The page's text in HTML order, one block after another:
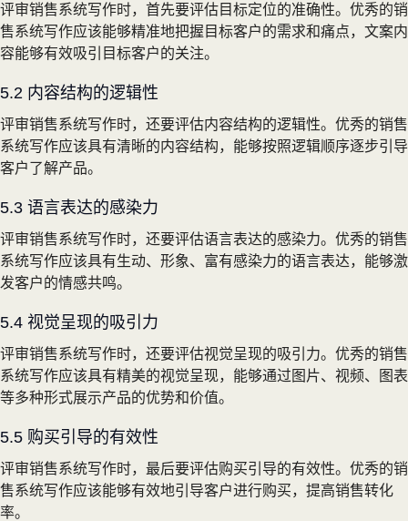
评审销售系统写作时，首先要评估目标定位的准确性。优秀的销
售系统写作应该能够精准地把握目标客户的需求和痛点，文案内
容能够有效吸引目标客户的关注。
5.2 内容结构的逻辑性
评审销售系统写作时，还要评估内容结构的逻辑性。优秀的销售
系统写作应该具有清晰的内容结构，能够按照逻辑顺序逐步引导
客户了解产品。
5.3 语言表达的感染力
评审销售系统写作时，还要评估语言表达的感染力。优秀的销售
系统写作应该具有生动、形象、富有感染力的语言表达，能够激
发客户的情感共鸣。
5.4 视觉呈现的吸引力
评审销售系统写作时，还要评估视觉呈现的吸引力。优秀的销售
系统写作应该具有精美的视觉呈现，能够通过图片、视频、图表
等多种形式展示产品的优势和价值。
5.5 购买引导的有效性
评审销售系统写作时，最后要评估购买引导的有效性。优秀的销
售系统写作应该能够有效地引导客户进行购买，提高销售转化
率。